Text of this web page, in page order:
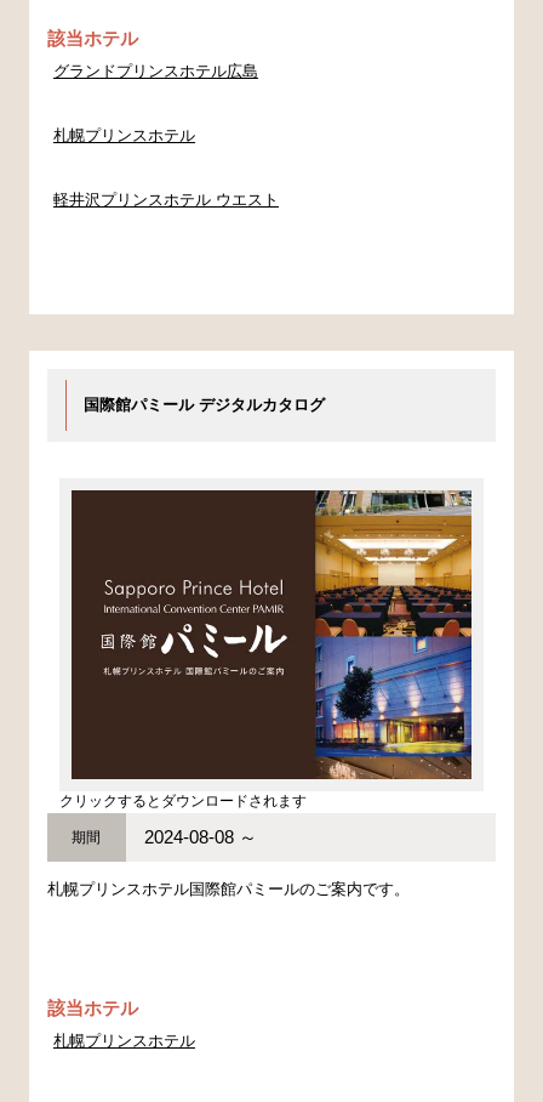
該当ホテル
グランドプリンスホテル広島
札幌プリンスホテル
軽井沢プリンスホテル ウエスト
国際館パミール デジタルカタログ
クリックするとダウンロードされます
期間 2024-08-08 ～
札幌プリンスホテル国際館パミールのご案内です。
該当ホテル
札幌プリンスホテル